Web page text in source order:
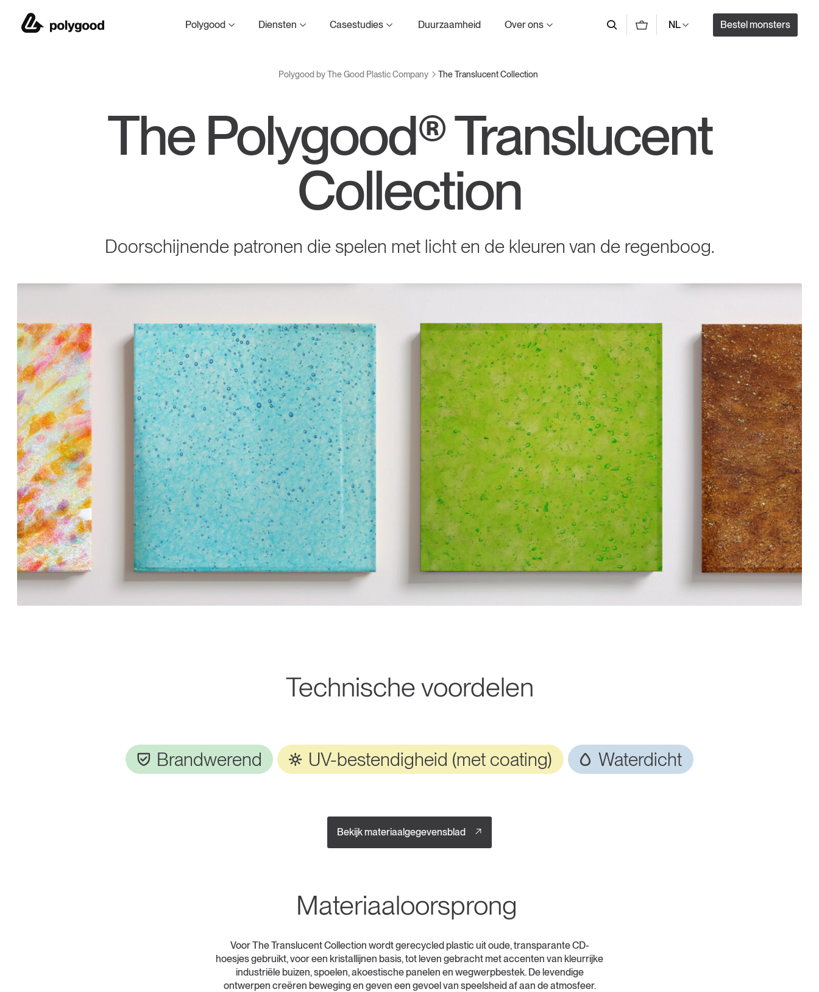
Polygood by The Good Plastic Company
Polygood Diensten Casestudies Duurzaamheid Over ons NL Bestel monsters
Polygood by The Good Plastic Company The Translucent Collection
The Polygood® Translucent
Collection
Doorschijnende patronen die spelen met licht en de kleuren van de regenboog.
Technische voordelen
Brandwerend UV-bestendigheid (met coating) Waterdicht
Bekijk materiaalgegevensblad
Materiaaloorsprong
Voor The Translucent Collection wordt gerecycled plastic uit oude, transparante CD-
hoesjes gebruikt, voor een kristallijnen basis, tot leven gebracht met accenten van kleurrijke
industriële buizen, spoelen, akoestische panelen en wegwerpbestek. De levendige
ontwerpen creëren beweging en geven een gevoel van speelsheid af aan de atmosfeer.